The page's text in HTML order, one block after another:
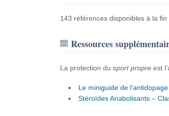
143 références disponibles à la
Ressources
La protection du sport propreest
Le miniguide de
Stéroïdes Anabolisants –